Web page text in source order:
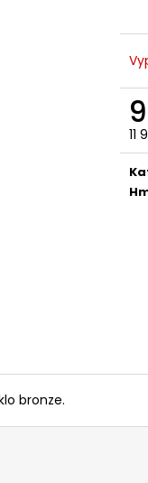
11
bronze.
NA DŘEVO HARVIA